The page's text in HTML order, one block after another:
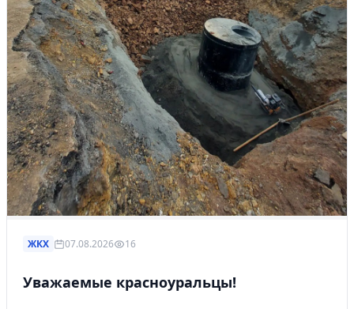
ЖКХ 07.08.2026 16
Уважаемые красноуральцы!